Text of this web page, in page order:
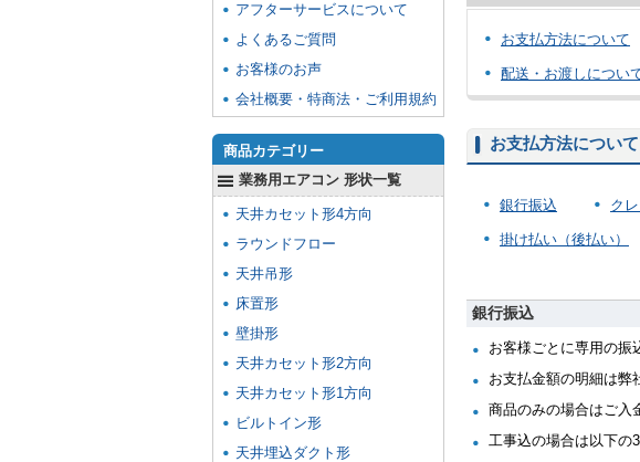
お支払方法について
配送・お渡しについ
お支払方法について
銀行振込 ク
掛け払い（後払い）
銀行振込
お客様ごとに専用の振
お支払金額の明細は弊
商品のみの場合はご入
工事込の場合は以下の
アフターサービスについて
よくあるご質問
お客様のお声
会社概要・特商法・ご利用規約
商品カテゴリー
業務用エアコン 形状一覧
天井カセット形4方向
ラウンドフロー
天井吊形
床置形
壁掛形
天井カセット形2方向
天井カセット形1方向
ビルトイン形
天井埋込ダクト形